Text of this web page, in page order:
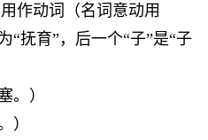
作动词（名词意动用
抚育”，后一个“子”是“子
。）
）